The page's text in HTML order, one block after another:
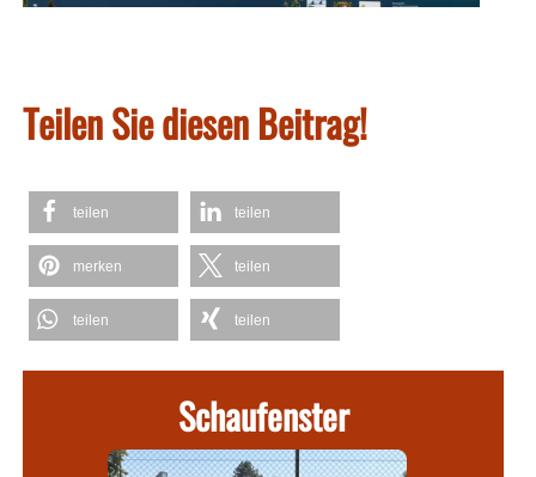
Teilen Sie diesen Beitrag!
teilen teilen
merken teilen
teilen teilen
Schaufenster